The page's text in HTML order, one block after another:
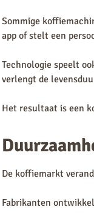
Sommige
app of stelt een
Technologie speelt
verlengt de
Het resultaat is een
De koffiemarkt
Fabrikanten